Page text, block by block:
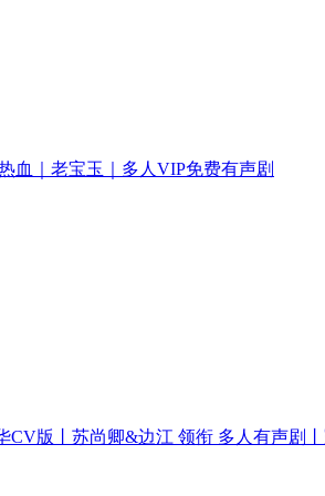
血｜老宝玉｜多人VIP免费有声剧
CV版丨苏尚卿&边江 领衔 多人有声剧